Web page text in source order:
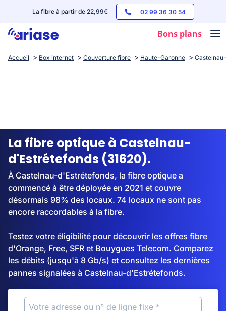
La fibre à partir de 22,99€ 02 99 36 30 54
Bons plans
Box internet
Streaming
Accueil Box internet Couverture fibre Haute-Garonne
La fibre optique à Castelnau-
d'Estrétefonds (31620).
À Castelnau-d'Estrétefonds, la fibre optique a
commencé à être déployée en 2021 et couvre
désormais 98% des locaux. 74 locaux ne sont pas
encore raccordables à la fibre.
Testez votre éligibilité pour découvrir les offres fibre
d'Orange, Free, SFR et Bouygues Telecom. Comparez
les débits (jusqu'à 8 Gb/s) et consultez les dernières
pannes signalées à Castelnau-d'Estrétefonds.